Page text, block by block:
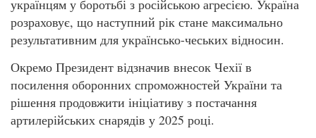
українцям у боротьбі з російською агресією. Україна
розраховує, що наступний рік стане максимально
результативним для українсько-чеських відносин.
Окремо Президент відзначив внесок Чехії в
посилення оборонних спроможностей України та
рішення продовжити ініціативу з постачання
артилерійських снарядів у 2025 році.